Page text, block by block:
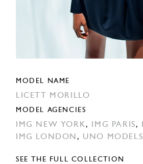
MODEL NAME
LICETT MORILLO
MODEL AGENCIES
IMG NEW YORK, IMG PARIS,
IMG LONDON , UNO MODELS
SEE THE FULL COLLECTION